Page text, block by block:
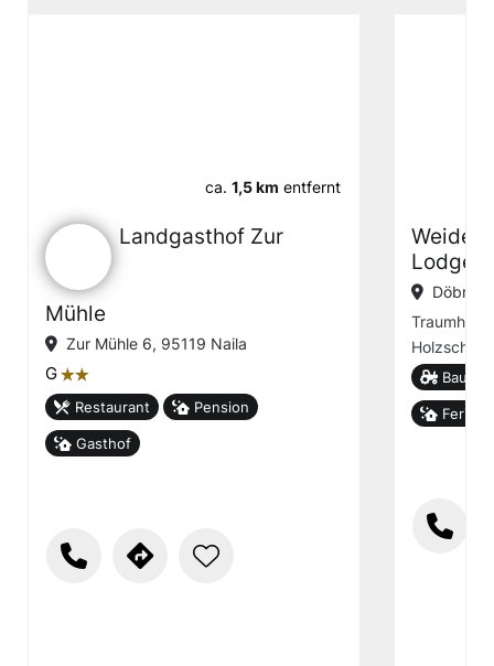
ca. 1,5 km entfernt
Landgasthof Zur
Mühle
Zur Mühle 6, 95119 Naila
G țț
Restaurant Pension
Gasthof
Lodge